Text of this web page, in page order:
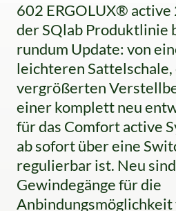
602 ERGOLUX®
der SQlab Produktlinie
rundum Update: von
leichteren Sattelschale,
vergrößerten
einer komplett neu
für das Comfort active
ab sofort über eine
regulierbar ist. Neu
Gewindegänge für die
Anbindungsmöglichkeit